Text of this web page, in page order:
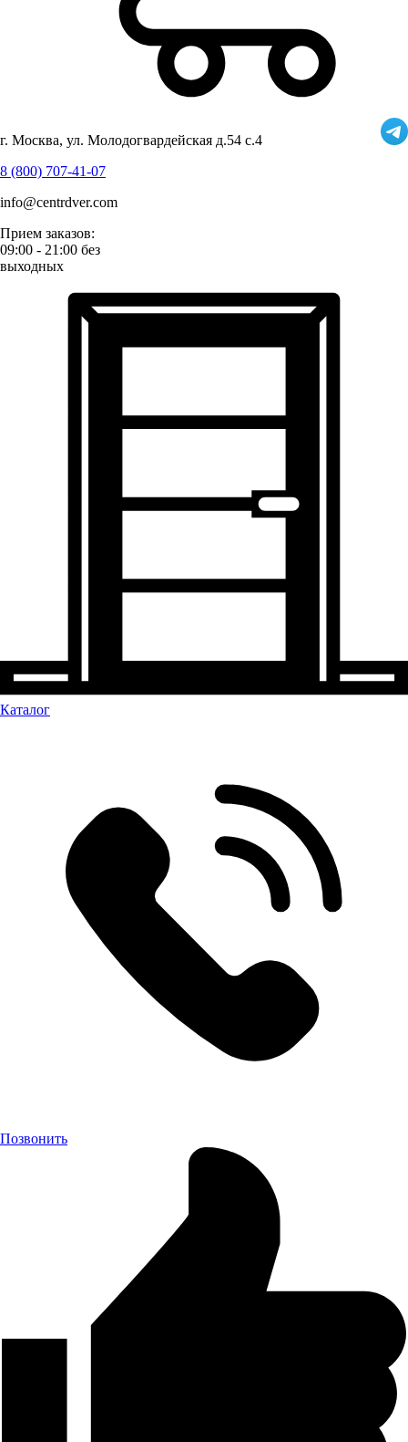
г. Москва, ул. Молодогвардейская д.54 с.4
8 (800) 707-41-07
info@centrdver.com
Прием заказов:
09:00 - 21:00 без
выходных
Каталог
Позвонить